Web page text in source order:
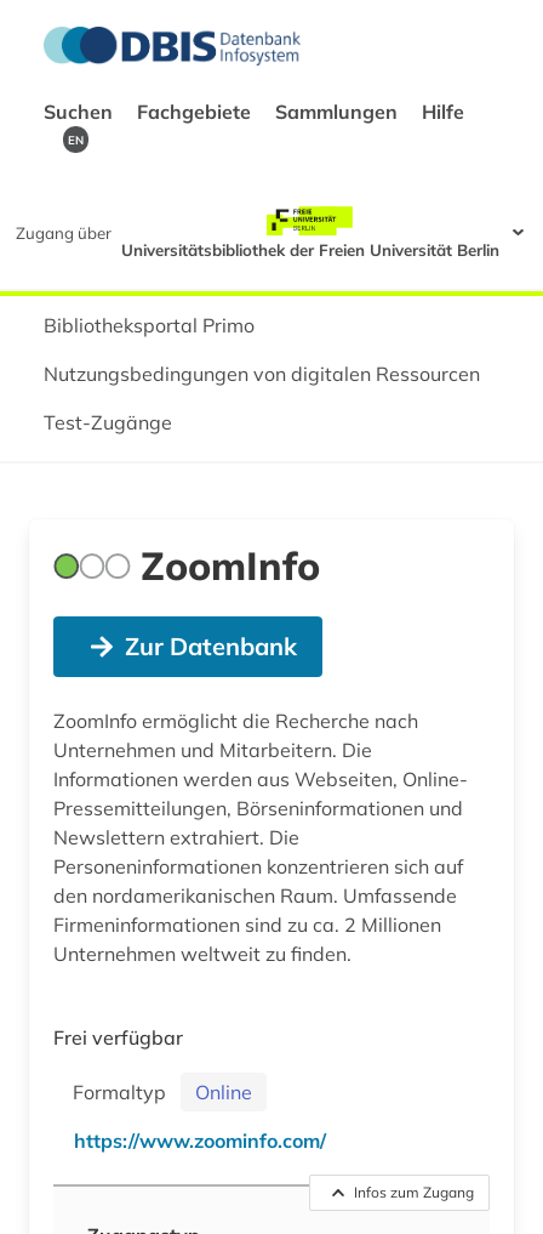
Suchen Fachgebiete Sammlungen Hilfe
EN
Zugang über
Universitätsbibliothek der Freien Universität Berlin
Bibliotheksportal Primo
Nutzungsbedingungen von digitalen Ressourcen
Test-Zugänge
ZoomInfo
Zur Datenbank
ZoomInfo ermöglicht die Recherche nach
Unternehmen und Mitarbeitern. Die
Informationen werden aus Webseiten, Online-
Pressemitteilungen, Börseninformationen und
Newslettern extrahiert. Die
Personeninformationen konzentrieren sich auf
den nordamerikanischen Raum. Umfassende
Firmeninformationen sind zu ca. 2 Millionen
Unternehmen weltweit zu finden.
Frei verfügbar
Formaltyp
Online
https://www.zoominfo.com/
Infos zum Zugang